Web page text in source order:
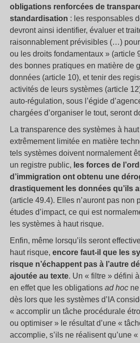
obligations renforcées de
standardisation : les responsables
devront ainsi identifier, évaluer et
raisonnablement prévisibles (…)
ou les droits fondamentaux » (article
des bonnes pratiques en matière de
données (article 10), et tenir des
activités de leurs systèmes (article
auto-régulation, sous l’égide
chargées d’organiser le tout, seront
La transparence des systèmes à
extrêmement limitée en matière
tels systèmes doivent normalement
un registre public, les forces de
d’immigration ont obtenu une
drastiquement les données qu’ils
(article 49.4). Elles n’auront pas non
études d’impact, ce qui est
les systèmes à haut risque.
Enfin, même lorsqu’ils seront
haut risque, encore faut-il que les
risque n’échappent pas à l’autre
ajoutée au texte. Un « filtre » défini
en effet que les obligations ad hoc
dès lors que les systèmes d’IA
« accomplir un tâche procédurale
ou optimiser » le résultat d’une «
accomplie, s’ils ne réalisent qu’une